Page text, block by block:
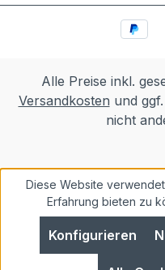
Alle Preise inkl.
Versandkosten und
nicht
Diese Website
Erfahrung bieten zu
Konfigurieren